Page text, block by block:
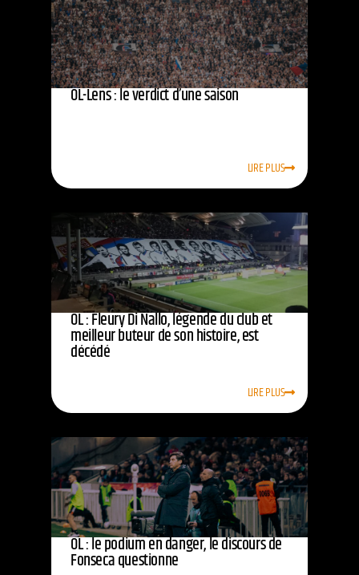
OL-Lens : le verdict d’une saison
LIRE PLUS
OL : Fleury Di Nallo, légende du club et
meilleur buteur de son histoire, est
décédé
LIRE PLUS
OL : le podium en danger, le discours de
Fonseca questionne